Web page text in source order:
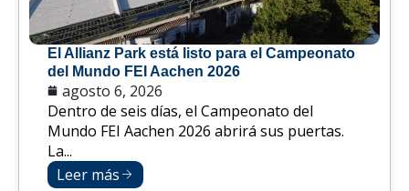
El Allianz Park está listo para el Campeonato
del Mundo FEI Aachen 2026
agosto 6, 2026
Dentro de seis días, el Campeonato del
Mundo FEI Aachen 2026 abrirá sus puertas.
La...
Leer más